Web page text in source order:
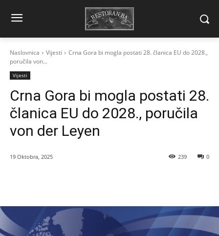
Naslovnica Vijesti
Crna Gora bi mogla postati 28. članica EU do 2028.,
poručila von...
Vijesti
Crna Gora bi mogla postati 28.
članica EU do 2028., poručila
von der Leyen
19 Oktobra, 2025 0
239